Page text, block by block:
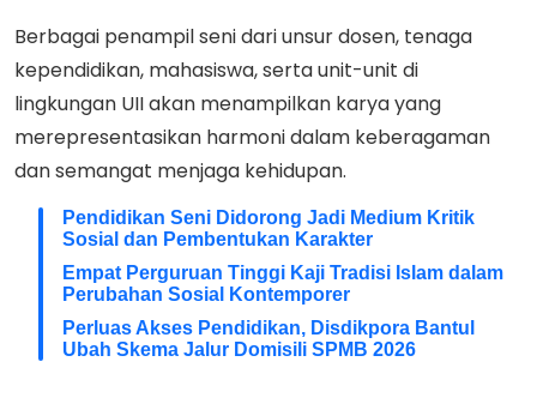
Berbagai penampil seni dari unsur dosen, tenaga
kependidikan, mahasiswa, serta unit-unit di
lingkungan UII akan menampilkan karya yang
merepresentasikan harmoni dalam keberagaman
dan semangat menjaga kehidupan.
Pendidikan Seni Didorong Jadi Medium Kritik
Sosial dan Pembentukan Karakter
Empat Perguruan Tinggi Kaji Tradisi Islam dalam
Perubahan Sosial Kontemporer
Perluas Akses Pendidikan, Disdikpora Bantul
Ubah Skema Jalur Domisili SPMB 2026